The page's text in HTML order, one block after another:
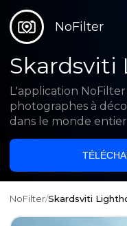
NoFilter
Skardsviti
L'application
photographes à
dans le monde entier
NoFilter/Skardsviti